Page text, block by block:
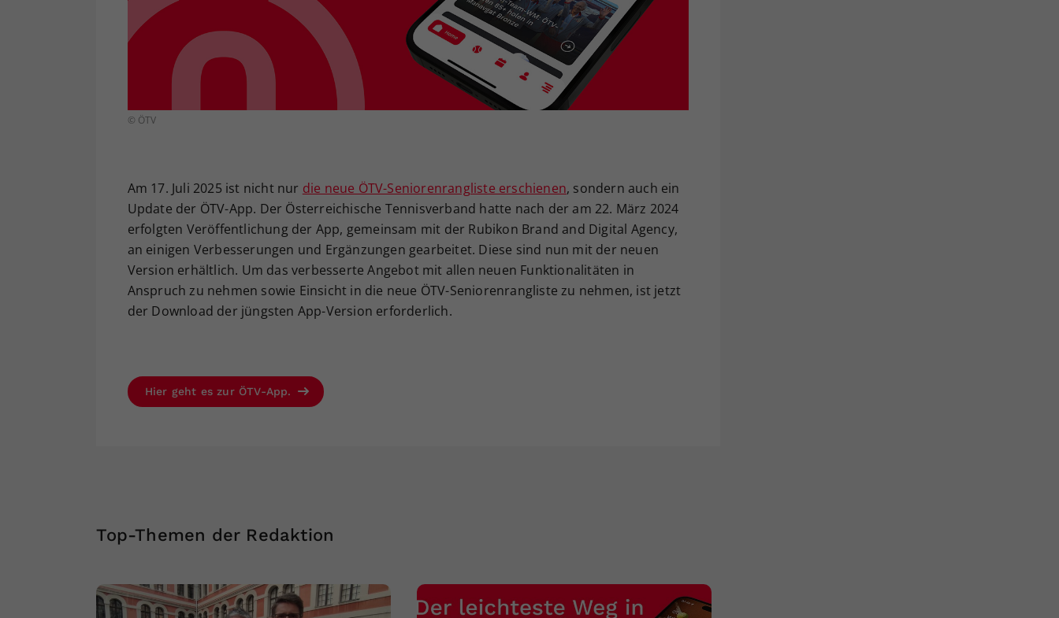
© ÖTV
Am 17. Juli 2025 ist nicht nur die neue ÖTV-Seniorenrangliste erschienen, sondern auch ein
Update der ÖTV-App. Der Österreichische Tennisverband hatte nach der am 22. März 2024
erfolgten Veröffentlichung der App, gemeinsam mit der Rubikon Brand and Digital Agency,
an einigen Verbesserungen und Ergänzungen gearbeitet. Diese sind nun mit der neuen
Version erhältlich. Um das verbesserte Angebot mit allen neuen Funktionalitäten in
Anspruch zu nehmen sowie Einsicht in die neue ÖTV-Seniorenrangliste zu nehmen, ist jetzt
der Download der jüngsten App-Version erforderlich.
Hier geht es zur ÖTV-App.
Top-Themen der Redaktion
Ihrer vorgenommen Einstellungen, falls der
Webseiten-Betreiber dies eingestellt hat.